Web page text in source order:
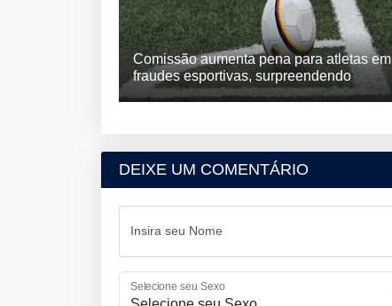
Comissão aumenta pena para atletas em
fraudes esportivas, surpreendendo
DEIXE UM COMENTÁRIO
Insira seu Nome
Selecione seu Sexo